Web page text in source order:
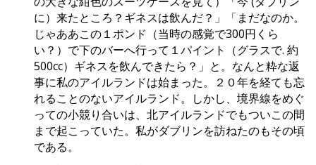
に）来たところ？ギネスは飲んだ？」「まだなのか。
じゃああこの１ポンド（当時の感覚で300円くら
い？）で下のバーへ行って１パイント（グラスで. 約
500cc）ギネスを飲んできたら？」と。なんと粋な返
事に私のアイルランドは始まった。２０年を経ても忘
れることのないアイルランド。しかし、境界線をめぐ
っての小競り合いは、北アイルランドでもついこの間
まで起こっていた。私がダブリンを訪ねたのもその頃
である。